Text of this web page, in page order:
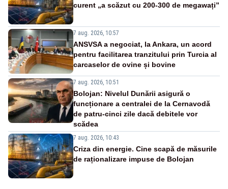
curent „a scăzut cu 200-300 de megawați”
7 aug. 2026, 10:57
ANSVSA a negociat, la Ankara, un acord
pentru facilitarea tranzitului prin Turcia al
carcaselor de ovine și bovine
7 aug. 2026, 10:51
Bolojan: Nivelul Dunării asigură o
funcționare a centralei de la Cernavodă
de patru-cinci zile dacă debitele vor
scădea
7 aug. 2026, 10:43
Criza din energie. Cine scapă de măsurile
de raționalizare impuse de Bolojan